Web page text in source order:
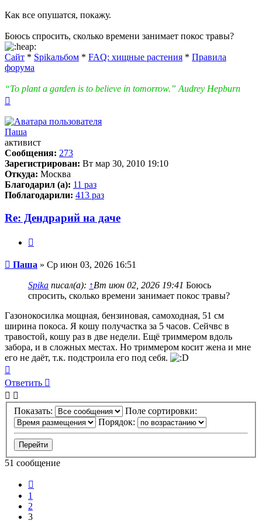
Как все опушатся, покажу.
Боюсь спросить, сколько времени занимает покос травы?
Сайт * Spikальбом * FAQ: хищные растения * Правила
форума
“To plant a garden is to believe in tomorrow.” Audrey Hepburn
началу
Паша
активист
Сообщения: 273
Зарегистрирован: Вт мар 30, 2010 19:10
Откуда: Москва
Благодарил (а): 11 раз
Поблагодарили: 413 раз
Re: Дендрарий на даче
Сообщение
Паша » Ср июн 03, 2026 16:51
Spika писал(а): ↑Вт июн 02, 2026 19:41 Боюсь
спросить, сколько времени занимает покос травы?
Газонокосилка мощная, бензиновая, самоходная, 51 см
ширина покоса. Я кошу получастка за 5 часов. Сейчвс в
травостой, кошу раз в две недели. Ещё триммером вдоль
забора, и в сложных местах. Но триммером косит жена и мне
его не даёт, т.к. подстроила его под себя.
к
началу
Ответить
Ответить
Показать:
Поле сортировки:
Порядок:
51 сообщение
1
2
3